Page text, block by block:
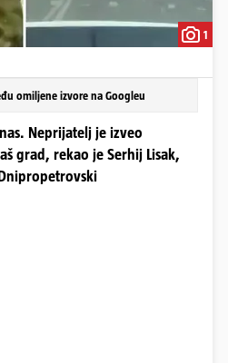
1
omiljene izvore na Googleu
Neprijatelj je izveo
grad, rekao je Serhij Lisak,